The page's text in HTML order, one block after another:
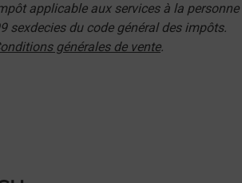
applicable aux services à la personne
sexdecies du code général des impôts.
générales de vente.